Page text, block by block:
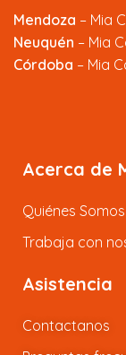
Mendoza – Mia
Neuquén – Mia
Córdoba – Mia
Acerca de
Quiénes Somos
Trabaja con
Asistencia
Contactanos